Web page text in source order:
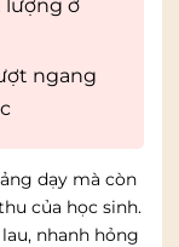
lượng ở
ngang
dạy mà còn
của học sinh.
nhanh hỏng